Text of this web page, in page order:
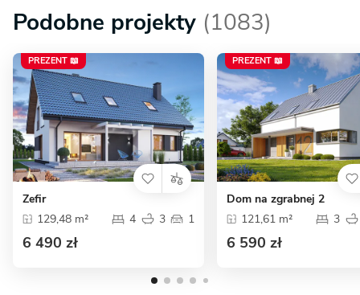
Podobne projekty (1083)
PREZENT 📖
Zefir
129,48 m²
4 3 1
6 490 zł
PREZENT 📖
Dom na zgrabnej 2
121,61 m²
3
6 590 zł